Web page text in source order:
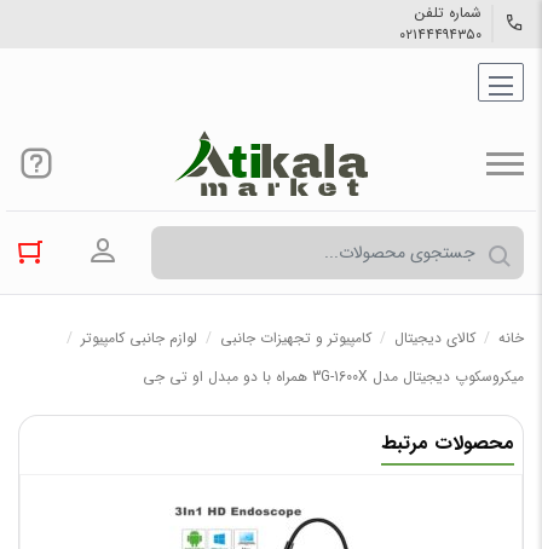
شماره تلفن
۰۲۱۴۴۴۹۴۳۵۰
ورود به
خانه / کالاي دیجیتال / کامپیوتر و تجهیزات جانبی / لوازم جانبی کامپیوتر /
میکروسکوپ دیجیتال مدل 3G-1600X همراه با دو مبدل او تی جی
محصولات مرتبط